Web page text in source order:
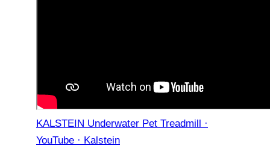
KALSTEIN Underwater Pet Treadmill ·
YouTube · Kalstein